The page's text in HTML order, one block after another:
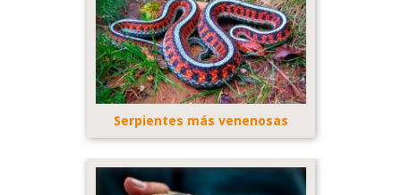
Serpientes más venenosas